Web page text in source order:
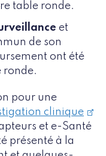
table ronde.
et
de son
ont été
ronde.
pour une
clinique
et e-Santé
présenté à la